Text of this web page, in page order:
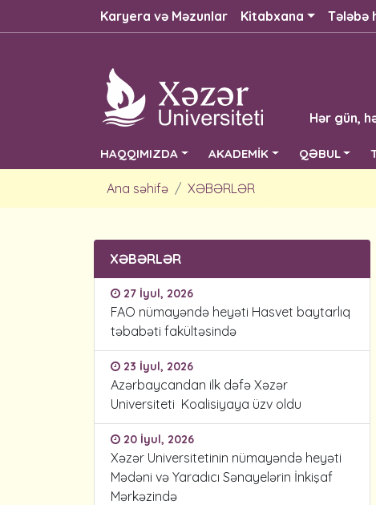
Karyera və Məzunlar Kitabxana Tələbə
Hər gün,
HAQQIMIZDA AKADEMİK QƏBUL
Ana səhifə XƏBƏRLƏR
XƏBƏRLƏR
27 İyul, 2026
FAO nümayəndə heyəti Hasvet baytarlıq
təbabəti fakültəsində
23 İyul, 2026
Azərbaycandan ilk dəfə Xəzər
Universiteti Koalisiyaya üzv oldu
20 İyul, 2026
Xəzər Universitetinin nümayəndə heyəti
Mədəni və Yaradıcı Sənayelərin İnkişaf
Mərkəzində